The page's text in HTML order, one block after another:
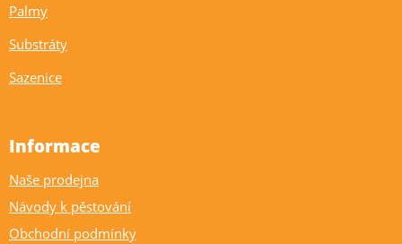
Palmy
Substráty
Sazenice
Informace
Naše prodejna
Návody k pěstování
Obchodní podmínky